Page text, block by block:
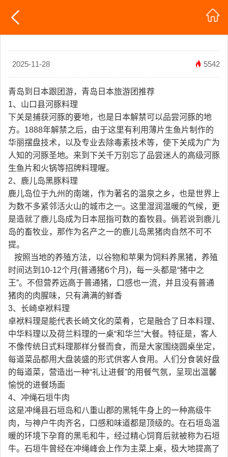
2025-11-28 5542
青岛到日本跟团游，青岛日本旅游团推荐
1、山口县河豚料理
下关是捕获河豚的要地，也是日本解禁可以品尝河豚的地
方。1888年解禁之后，由于这里有利用薄片生鱼片制作的
华丽摆盘技术，以及专业去除毒素技术等，使下关成为广为
人知的河豚圣地。来到下关千万别忘了品尝迷人的高级河豚
生鱼片和火锅等招牌料理喔。
2、鹿儿岛黑豚料理
鹿儿岛位于九州的南端，作为著名的温泉之乡，也是世界上
为数不多紧邻活火山的城市之一。这里湿润温暖的气候，更
是造就了鹿儿岛成为日本屈指可数的畜牧县。倘若说到鹿儿
岛的畜牧业，那作为名产之一的鹿儿岛黑猪肉自然不可不
提。
按照当地的养殖方法，以谷物和苹果为饲料养黑猪，养殖
时间达到10-12个月(普通猪6个月)，每一头都是“猪中之
王”。不但营养远高于普通猪，口感也一流，并且没有普通
猪肉的肉腥味，只有满满的鲜香
3、长崎卓袱料理
卓袱料理是能代表长崎文化的菜肴，它是融合了日本料理、
中华料理以及荷兰料理的一桌“和华兰”大餐。特征是，客人
不像传统日式料理那样分餐而食，而是大家围绕圆桌坐定，
每道菜品都用大盘装盛的形式供客人食用。人们分食装好盘
的每道菜，营造出一种“礼让进餐”的用餐气氛，呈现出温馨
愉悦的进餐场面
4、冲绳石垣牛肉
这是冲绳县石垣岛和八重山郡的黑牦牛身上的一种高级牛
肉，与神户牛肉齐名，口感和味道都是顶级的。在石垣岛温
暖的环境下孕育的黑毛和牛，经过精心饲育后就被称为石垣
牛。石垣牛曾经在冲绳峰会上作为主菜上桌，极大地提高了